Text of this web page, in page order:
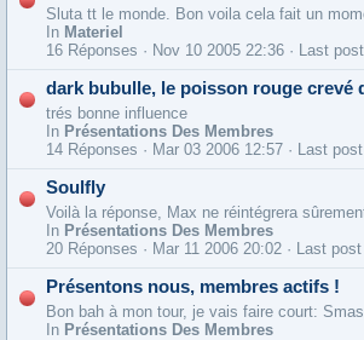
Sluta tt le monde. Bon voila cela fait un
In Materiel
16 Réponses · Nov 10 2005 22:36 · Last post
dark bubulle, le poisson rouge crevé
trés bonne influence
In Présentations Des Membres
14 Réponses · Mar 03 2006 12:57 · Last post
Soulfly
Voilà la réponse, Max ne réintégrera sûrement pas Sépultura ou du moins
In Présentations Des Membres
20 Réponses · Mar 11 2006 20:02 · Last post
Présentons nous, membres actifs !
Bon bah à mon tour, je vais faire court:
In Présentations Des Membres